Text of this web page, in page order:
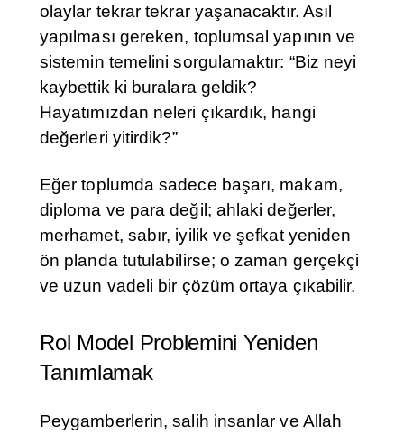
olaylar tekrar tekrar yaşanacaktır. Asıl
yapılması gereken, toplumsal yapının ve
sistemin temelini sorgulamaktır: “Biz neyi
kaybettik ki buralara geldik?
Hayatımızdan neleri çıkardık, hangi
değerleri yitirdik?”
Eğer toplumda sadece başarı, makam,
diploma ve para değil; ahlaki değerler,
merhamet, sabır, iyilik ve şefkat yeniden
ön planda tutulabilirse; o zaman gerçekçi
ve uzun vadeli bir çözüm ortaya çıkabilir.
Rol Model Problemini Yeniden
Tanımlamak
Peygamberlerin, salih insanlar ve Allah